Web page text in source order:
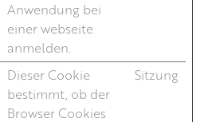
Anwendung bei
einer webseite
anmelden.
Dieser Cookie
bestimmt, ob der
Browser Cookies
Sitzung